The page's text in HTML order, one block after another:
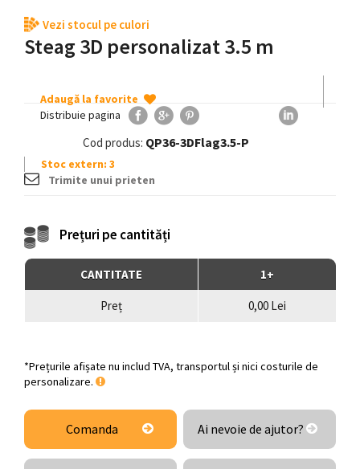
Vezi stocul pe culori
Steag 3D personalizat 3.5 m
Adaugă la favorite
Distribuie pagina
Cod produs: QP36-3DFlag3.5-P
Stoc extern: 3
Trimite unui prieten
Prețuri pe cantități
CANTITATE 1+
Preț 0,00 Lei
*Prețurile afișate nu includ TVA, transportul și nici costurile de
personalizare.
Comanda Ai nevoie de ajutor?